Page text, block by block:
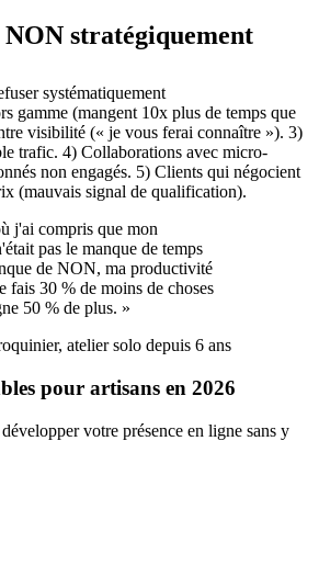
stratégiquement
systématiquement
gamme (mangent 10x plus de temps que
visibilité (« je vous ferai connaître »). 3)
trafic. 4) Collaborations avec micro-
non engagés. 5) Clients qui négocient
(mauvais signal de qualification).
j'ai compris que mon
pas le manque de temps
de NON, ma productivité
fais 30 % de moins de choses
50 % de plus. »
atelier solo depuis 6 ans
pour artisans en 2026
votre présence en ligne sans y